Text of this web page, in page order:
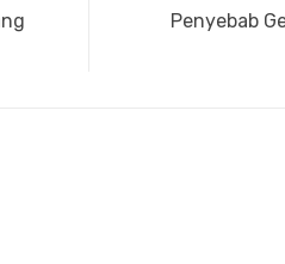
post:Penyebab